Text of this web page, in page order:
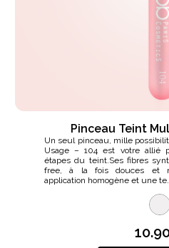
Pinceau Teint
Un seul pinceau, mille
Usage – 104 est votre allié
étapes du teint.Ses fibres
free, à la fois douces et
application homogène et une